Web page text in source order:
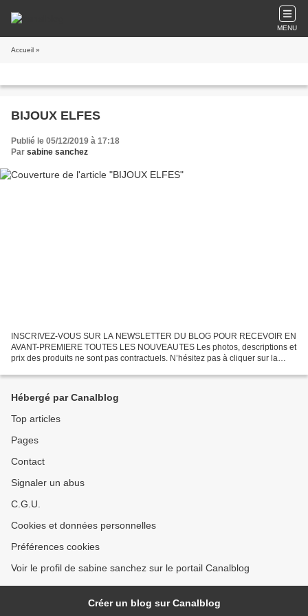
MENU
Accueil »
BIJOUX ELFES
Publié le 05/12/2019 à 17:18
Par sabine sanchez
INSCRIVEZ-VOUS SUR LA NEWSLETTER DU BLOG POUR RECEVOIR EN
AVANT-PREMIERE TOUTES LES NOUVEAUTES Les photos, descriptions et
prix des produits ne sont pas contractuels. N’hésitez pas à cliquer sur la
Hébergé par Canalblog
Top articles
Pages
Contact
Signaler un abus
C.G.U.
Cookies et données personnelles
Préférences cookies
Voir le profil de sabine sanchez sur le portail Canalblog
Créer un blog sur Canalblog